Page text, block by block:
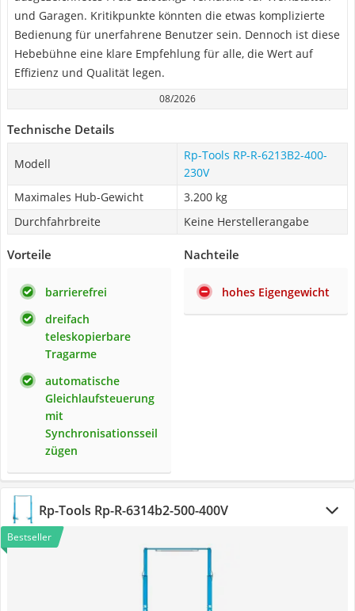
und Garagen. Kritikpunkte könnten die etwas komplizierte
Bedienung für unerfahrene Benutzer sein. Dennoch ist diese
Hebebühne eine klare Empfehlung für alle, die Wert auf
Effizienz und Qualität legen.
08/2026
Technische Details
Modell
Rp-Tools ‎RP-R-6213B2-400-
230V
Maximales Hub-Gewicht
3.200 kg
Durchfahrbreite
Keine Herstellerangabe
Vorteile
barrierefrei
dreifach
teleskopierbare
Tragarme
automatische
Gleichlaufsteuerung
mit
Synchronisationsseil
zügen
Nachteile
hohes Eigengewicht
Rp-Tools ‎Rp-R-6314b2-500-400V
Bestseller